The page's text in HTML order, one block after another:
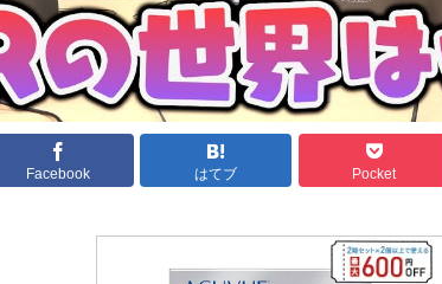
Facebook はてブ Pocket